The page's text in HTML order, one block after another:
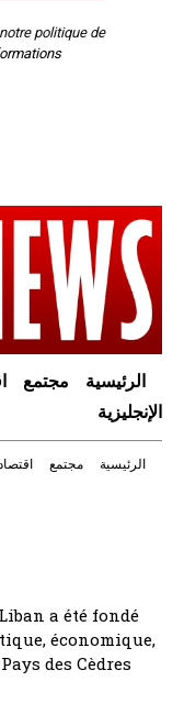
politique de
الرئيسية مجتمع
الإنجليزية
الرئيسية مجتمع
a été fondé
économique,
des Cèdres.